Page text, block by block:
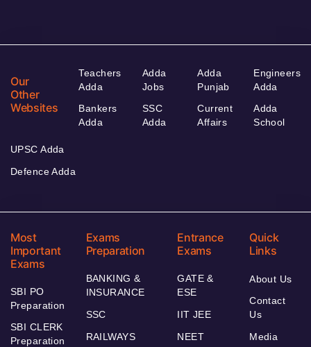
Our
Other
Websites
Teachers
Adda
Bankers
Adda
Adda
Jobs
SSC
Adda
Adda
Punjab
Current
Affairs
Engineers
Adda
Adda
School
UPSC Adda
Defence Adda
Most
Important
Exams
SBI PO
Preparation
SBI CLERK
Preparation
Exams
Preparation
BANKING &
INSURANCE
SSC
RAILWAYS
Entrance
Exams
GATE &
ESE
IIT JEE
NEET
Quick
Links
About Us
Contact
Us
Media